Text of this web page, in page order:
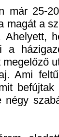
25-
magát a
Ahelyett,
a
Ami